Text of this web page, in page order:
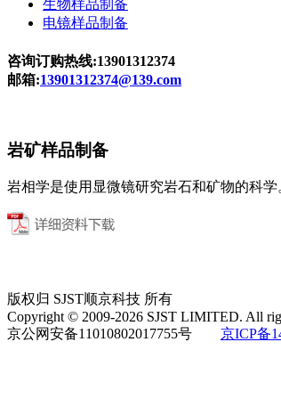
生物样品制备
电镜样品制备
咨询订购热线:13901312374
邮箱:13901312374@139.com
岩矿样品制备
岩相学是使用显微镜研究岩石和矿物的科
版权归 SJST顺京科技 所有
Copyright © 2009-2026 SJST LIMITED. All
京公网安备11010802017755号 京ICP备